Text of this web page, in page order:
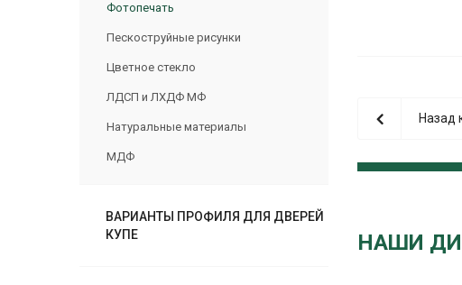
Фотопечать
Пескоструйные рисунки
Цветное стекло
ЛДСП и ЛХДФ МФ
Натуральные материалы
МДФ
ВАРИАНТЫ ПРОФИЛЯ ДЛЯ ДВЕРЕЙ
КУПЕ
Назад
НАШИ